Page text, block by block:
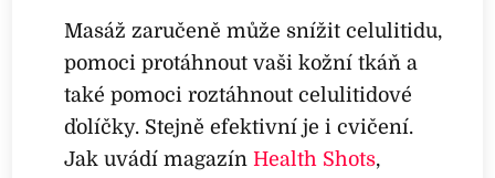
Masáž zaručeně může snížit celulitidu,
pomoci protáhnout vaši kožní tkáň a
také pomoci roztáhnout celulitidové
ďolíčky. Stejně efektivní je i cvičení.
Jak uvádí magazínHealth Shots,